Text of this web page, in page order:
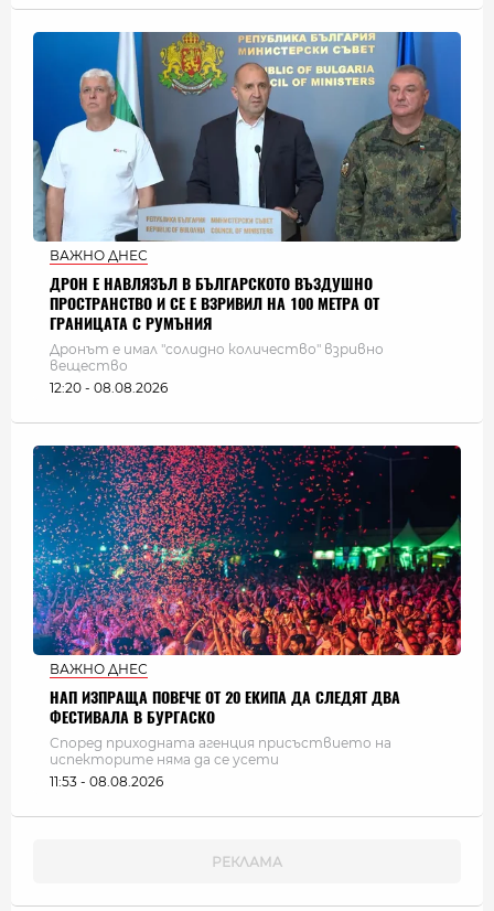
ВАЖНО ДНЕС
ДРОН Е НАВЛЯЗЪЛ В БЪЛГАРСКОТО ВЪЗДУШНО
ПРОСТРАНСТВО И СЕ Е ВЗРИВИЛ НА 100 МЕТРА ОТ
ГРАНИЦАТА С РУМЪНИЯ
Дронът е имал "солидно количество" взривно
вещество
12:20 - 08.08.2026
ВАЖНО ДНЕС
НАП ИЗПРАЩА ПОВЕЧЕ ОТ 20 ЕКИПА ДА СЛЕДЯТ ДВА
ФЕСТИВАЛА В БУРГАСКО
Според приходната агенция присъствието на
испекторите няма да се усети
11:53 - 08.08.2026